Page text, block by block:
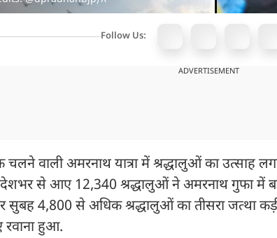
Follow Us:
ADVERTISEMENT
चलने वाली अमरनाथ यात्रा में श्रद्धालुओं का उत्साह
देशभर से आए 12,340 श्रद्धालुओं ने अमरनाथ गुफा में
सुबह 4,800 से अधिक श्रद्धालुओं का तीसरा जत्था
रवाना हुआ.